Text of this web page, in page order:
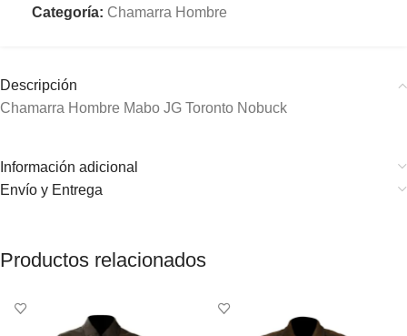
Categoría: Chamarra Hombre
Descripción
Chamarra Hombre Mabo JG Toronto Nobuck
Información adicional
Envío y Entrega
Productos relacionados